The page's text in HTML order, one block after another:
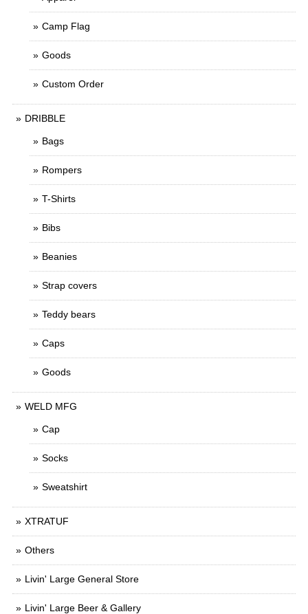
Camp Flag
Goods
Custom Order
DRIBBLE
Bags
Rompers
T-Shirts
Bibs
Beanies
Strap covers
Teddy bears
Caps
Goods
WELD MFG
Cap
Socks
Sweatshirt
XTRATUF
Others
Livin' Large General Store
Livin' Large Beer & Gallery